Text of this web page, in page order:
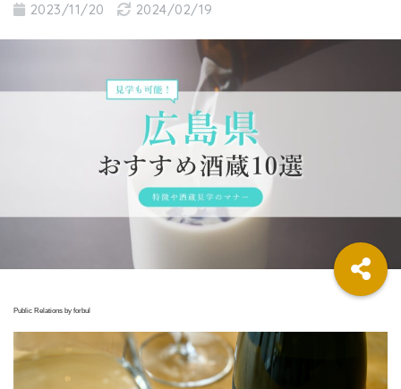
2023/11/20 2024/02/19
Public Relations by forbul